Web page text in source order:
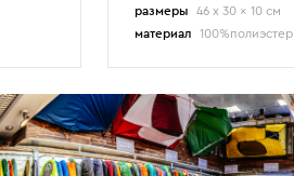
размеры
46 x 30 x 10 см
материал
100%полиэстер